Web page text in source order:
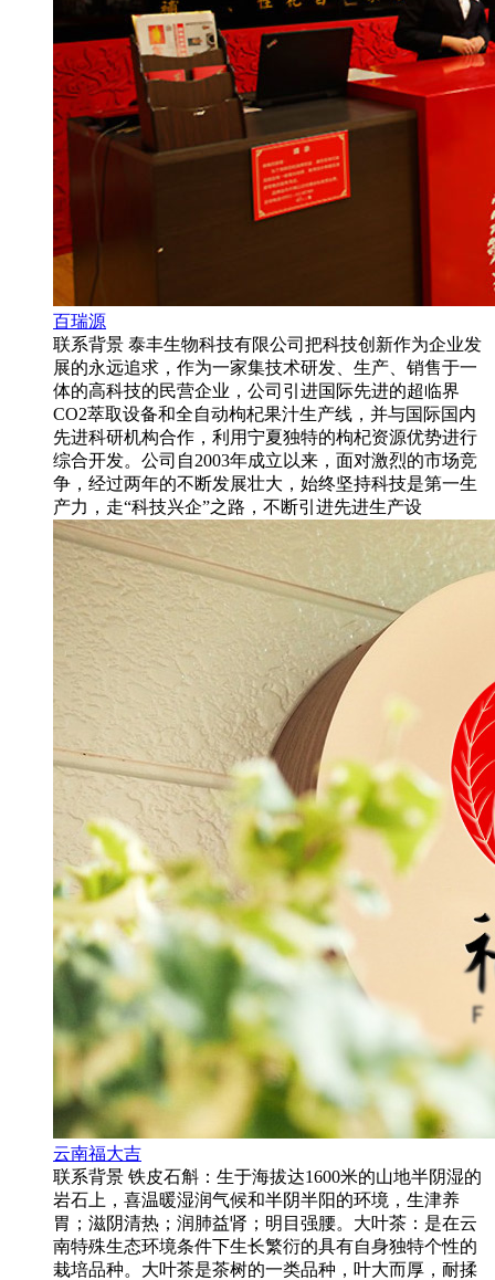
百瑞源
联系背景 泰丰生物科技有限公司把科技创新作为企业发
展的永远追求，作为一家集技术研发、生产、销售于一
体的高科技的民营企业，公司引进国际先进的超临界
CO2萃取设备和全自动枸杞果汁生产线，并与国际国内
先进科研机构合作，利用宁夏独特的枸杞资源优势进行
综合开发。公司自2003年成立以来，面对激烈的市场竞
争，经过两年的不断发展壮大，始终坚持科技是第一生
产力，走“科技兴企”之路，不断引进先进生产设
云南福大吉
联系背景 铁皮石斛：生于海拔达1600米的山地半阴湿的
岩石上，喜温暖湿润气候和半阴半阳的环境，生津养
胃；滋阴清热；润肺益肾；明目强腰。大叶茶：是在云
南特殊生态环境条件下生长繁衍的具有自身独特个性的
栽培品种。大叶茶是茶树的一类品种，叶大而厚，耐揉